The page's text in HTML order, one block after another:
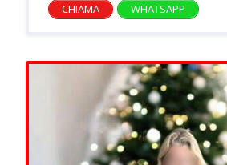
CHIAMA WHATSAPP